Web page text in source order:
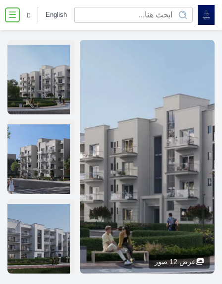
☰ English
عرض 12 صور